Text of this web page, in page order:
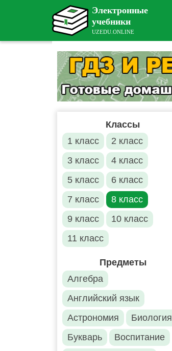
Классы
1 класс
2 класс
3 класс
4 класс
5 класс
6 класс
7 класс
8 класс
9 класс
10 класс
11 класс
Предметы
Алгебра
Английский язык
Астрономия
Биология
Букварь
Воспитание